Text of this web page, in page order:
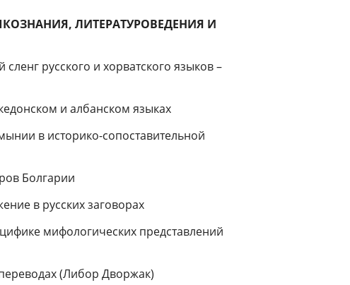
ЛИТЕРАТУРОВЕДЕНИЯ И
русского и хорвaтского языков –
и албанском языках
в историко-сопоставительной
Болгарии
в русских заговорах
мифологических представлений
(Либор Дворжак)